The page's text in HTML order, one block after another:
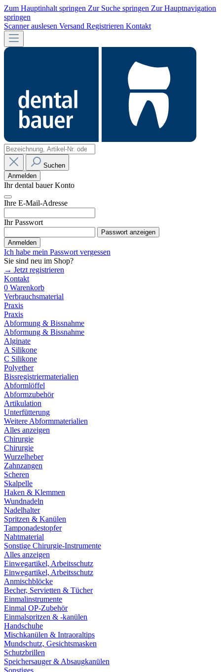
Zum Hauptinhalt springen Zur Suche springen Zur Hauptnavigation
springen
Scanner auslesen Versand Registrieren Kontakt
Suchen
Anmelden
Ihr dental bauer Konto
Ihre E-Mail-Adresse
Ihr Passwort
Passwort anzeigen
Anmelden
Ich habe mein Passwort vergessen
Sie sind neu im Shop?
→ Jetzt registrieren
Kontakt
0 Warenkorb
Verbrauchsmaterial
Praxis
Praxis
Abformung & Bissnahme
Abformung & Bissnahme
Alginate
A Silikone
C Silikone
Polyether
Bissregistriermaterialien
Abformlöffel
Abformzubehör
Artikulation
Unterfütterung
Weitere Abformmaterialien
Alles anzeigen
Chirurgie
Chirurgie
Wurzelheber
Zahnzangen
Scheren
Skalpelle
Haken & Klemmen
Wundnadeln
Nadelhalter
Spritzen & Kanülen
Tamponadestopfer
Nahtmaterial
Sonstige Chirurgie-Instrumente
Alles anzeigen
Einwegartikel, Arbeitsschutz
Einwegartikel, Arbeitsschutz
Anmischblöcke
Becher, Servietten & Tücher
Einmalinstrumente
Einmal OP-Zubehör
Einmalspritzen & -kanülen
Handschuhe
Mischkanülen & Intraoraltips
Mundschutz, Gesichtsmasken
Schutzbrillen
Speichersauger & Absaugkanülen
Sonstiges